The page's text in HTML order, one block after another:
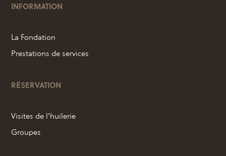
INFORMATION
La Fondation
Prestations de services
RÉSERVATION
Visites de l’huilerie
Groupes